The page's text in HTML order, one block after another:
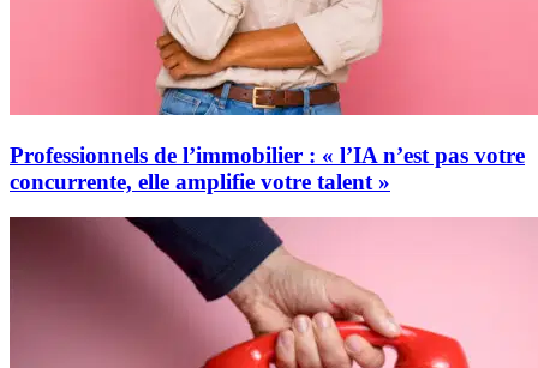
Professionnels de l’immobilier : « l’IA n’est pas votre
concurrente, elle amplifie votre talent »